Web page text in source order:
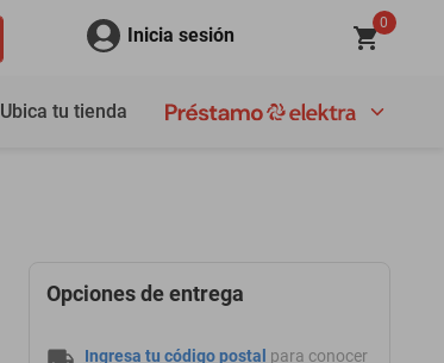
Inicia sesión
0
Ubica tu tienda
Opciones de entrega
Ingresa tu código postal para conocer